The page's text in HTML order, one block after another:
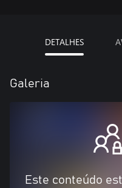
DETALHES
Galeria
Este conteúdo